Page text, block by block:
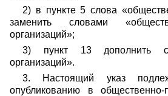
2) в пункте 5 слова
заменить словами
организаций»;
3) пункт 13 дополнить
организаций».
3. Настоящий указ
опубликованию в общественно-